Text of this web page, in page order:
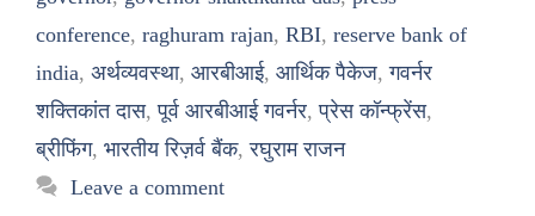
conference, raghuram rajan, RBI, reserve bank of
india, अर्थव्यवस्था, आरबीआई, आर्थिक पैकेज,गवर्नर
शक्तिकांत दास,पूर्व आरबीआई गवर्नर,प्रेस कॉन्फ्रेंस,
ब्रीफिंग, भारतीय रिज़र्व बैंक,रघुराम राजन
Leave a comment